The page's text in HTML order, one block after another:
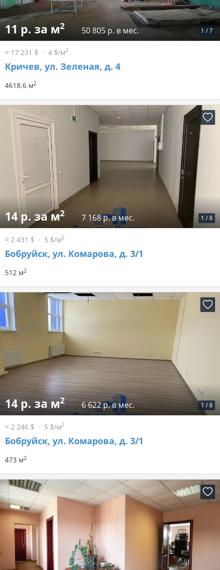
1 /7
11 р. за м2 50 805 р. в мес.
≈ 17 231 $ 4 $/м2
Кричев, ул. Зеленая, д. 4
4618.6 м2
1 /8
14 р. за м2 7 168 р. в мес.
≈ 2 431 $ 5 $/м2
Бобруйск, ул. Комарова, д. 3/1
512 м2
1 /8
14 р. за м2 6 622 р. в мес.
≈ 2 246 $ 5 $/м2
Бобруйск, ул. Комарова, д. 3/1
473 м2